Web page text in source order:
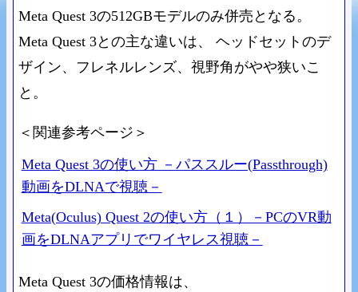
Meta Quest 3の512GBモデルのみ併売となる。
Meta Quest 3との主な違いは、 ヘッドセットのデ
ザイン、フレネルレンズ、視野角がやや狭いこ
と。
＜関連参考ページ＞
Meta Quest 3の使い方 －パススルー(Passthrough)
動画をDLNAで視聴－
Meta(Oculus) Quest 2の使い方（１）－PCのVR動
画をDLNAアプリでワイヤレス視聴－
Meta Quest 3の価格情報は、